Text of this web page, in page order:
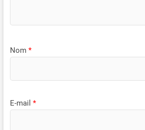
Nom *
E-mail *